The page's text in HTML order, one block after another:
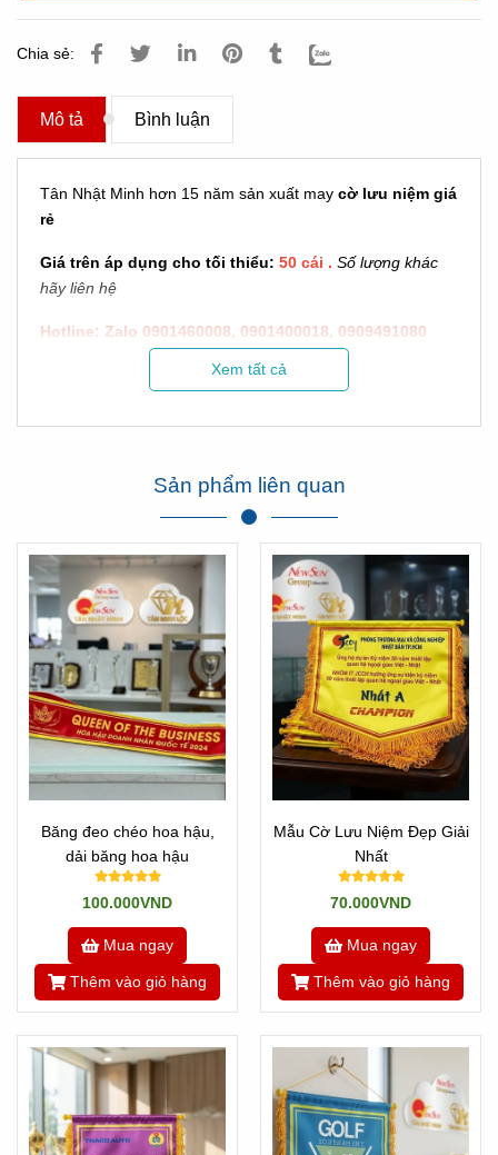
Chia sẻ:
Mô tả Bình luận
Tân Nhật Minh hơn 15 năm sản xuất may cờ lưu niệm giá
rẻ
Giá trên áp dụng cho tối thiểu: 50 cái . Số lượng khác
hãy liên hệ
Hotline: Zalo 0901460008, 0901400018, 0909491080
Cờ thường có 2 các kích thước, ngoài ra có thể làm theo
+ 40x60 cm: 120.000/ cái
Xem tất cả
Sản phẩm liên quan
Băng đeo chéo hoa hậu,
dải băng hoa hậu
100.000VND
Mua ngay
Thêm vào giỏ hàng
Mẫu Cờ Lưu Niệm Đẹp Giải
Nhất
70.000VND
Mua ngay
Thêm vào giỏ hàng